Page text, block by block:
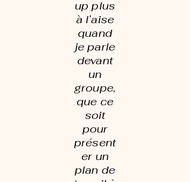
up plus
à l’aise
quand
je parle
devant
un
groupe,
que ce
soit
pour
présent
er un
plan de